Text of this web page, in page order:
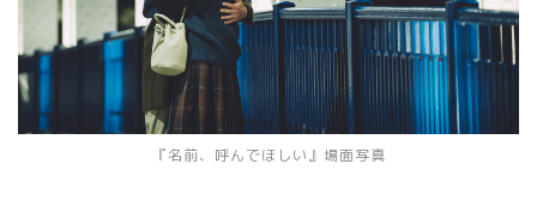
『名前、呼んでほしい』場面写真